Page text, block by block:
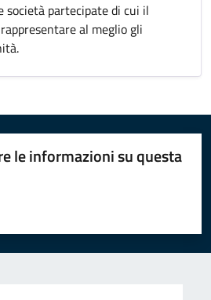
società partecipate di cui il
al meglio gli
le informazioni su questa
stelle su 5
su 5
5